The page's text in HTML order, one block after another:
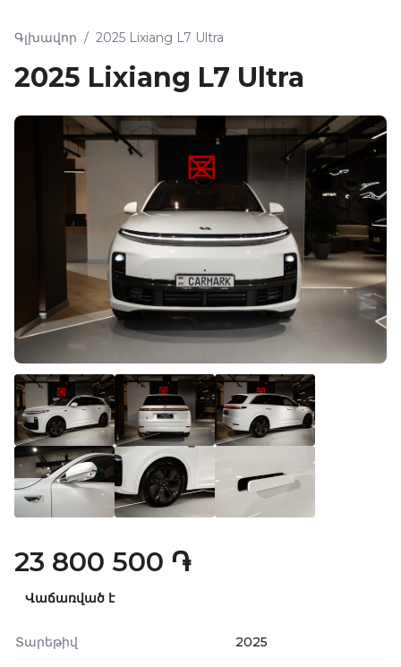
Գլխավոր / 2025 Lixiang L7 Ultra
2025 Lixiang L7 Ultra
23 800 500 ֏
Վաճառված է
Տարեթիվ 2025